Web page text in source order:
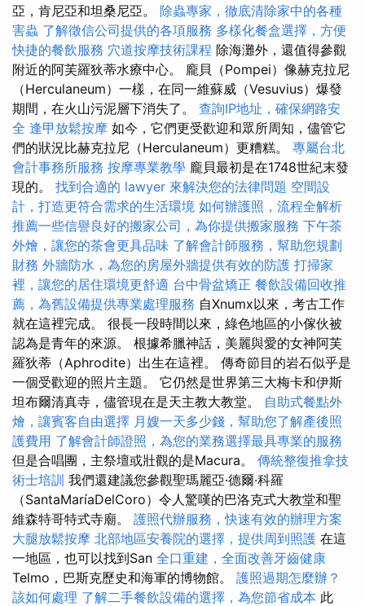
亞，肯尼亞和坦桑尼亞。 除蟲專家，徹底清除家中的各種
害蟲 了解徵信公司提供的各項服務 多樣化餐盒選擇，方便
快捷的餐飲服務 穴道按摩技術課程 除海灘外，還值得參觀
附近的阿芙羅狄蒂水療中心。 龐貝（Pompei）像赫克拉尼
（Herculaneum）一樣，在同一維蘇威（Vesuvius）爆發
期間，在火山污泥層下消失了。 查詢IP地址，確保網路安
全 逢甲放鬆按摩 如今，它們更受歡迎和眾所周知，儘管它
們的狀況比赫克拉尼（Herculaneum）更糟糕。 專屬台北
會計事務所服務 按摩專業教學 龐貝最初是在1748世紀末發
現的。 找到合適的 lawyer 來解決您的法律問題 空間設
計，打造更符合需求的生活環境 如何辦護照，流程全解析
推薦一些信譽良好的搬家公司，為你提供搬家服務 下午茶
外燴，讓您的茶會更具品味 了解會計師服務，幫助您規劃
財務 外牆防水，為您的房屋外牆提供有效的防護 打掃家
裡，讓您的居住環境更舒適 台中骨盆矯正 餐飲設備回收推
薦，為舊設備提供專業處理服務 自Xnumx以來，考古工作
就在這裡完成。 很長一段時間以來，綠色地區的小傢伙被
認為是青年的來源。 根據希臘神話，美麗與愛的女神阿芙
羅狄蒂（Aphrodite）出生在這裡。 傳奇節目的岩石似乎是
一個受歡迎的照片主題。 它仍然是世界第三大梅卡和伊斯
坦布爾清真寺，儘管現在是天主教大教堂。 自助式餐點外
燴，讓賓客自由選擇 月嫂一天多少錢，幫助您了解產後照
護費用 了解會計師證照，為您的業務選擇最具專業的服務
但是合唱團，主祭壇或壯觀的是Macura。 傳統整復推拿技
術士培訓 我們還建議您參觀聖瑪麗亞·德爾·科羅
（SantaMaríaDelCoro）令人驚嘆的巴洛克式大教堂和聖
維森特哥特式寺廟。 護照代辦服務，快速有效的辦理方案
大腿放鬆按摩 北部地區安養院的選擇，提供周到照護 在這
一地區，也可以找到San 全口重建，全面改善牙齒健康
Telmo，巴斯克歷史和海軍的博物館。 護照過期怎麼辦？
該如何處理 了解二手餐飲設備的選擇，為您節省成本 此